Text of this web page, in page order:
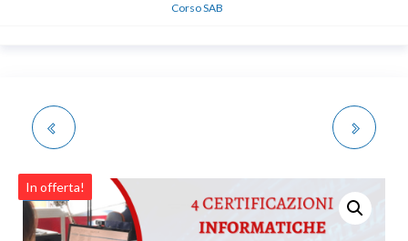
Corso SAB
FORDSGA: ALFABETIZZAZIONE
In offerta!